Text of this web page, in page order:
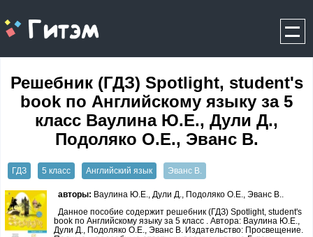
gitem.me
Решебник (ГДЗ) Spotlight, student's
book по Английскому языку за 5
класс Ваулина Ю.Е., Дули Д.,
Подоляко О.Е., Эванс В.
ГДЗ 5 класс Английский язык Эванс В.
авторы: Ваулина Ю.Е., Дули Д., Подоляко О.Е., Эванс В..
Данное пособие содержит решебник (ГДЗ) Spotlight, student's
book по Английскому языку за 5 класс . Автора: Ваулина Ю.Е.,
Дули Д., Подоляко О.Е., Эванс В. Издательство: Просвещение.